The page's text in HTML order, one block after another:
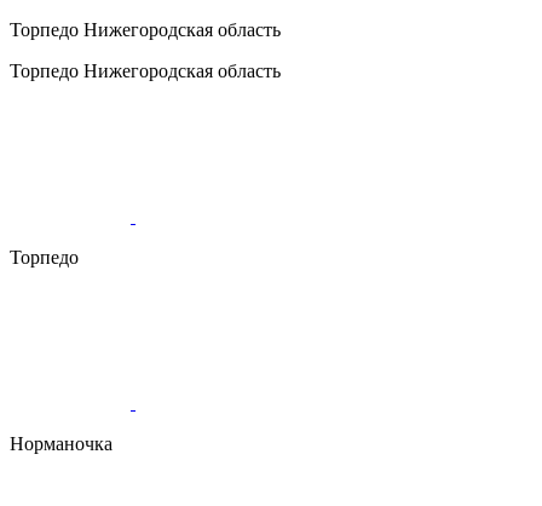
Торпедо Нижегородская область
Торпедо Нижегородская область
Торпедо
Норманочка